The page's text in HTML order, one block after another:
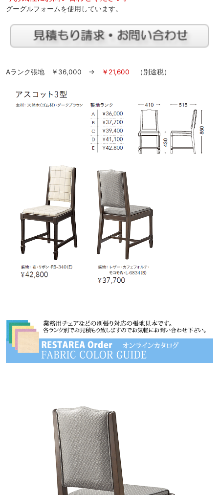
グーグルフォームを使用しています。
Aランク張地 ￥36,000 → ￥21,600 （別途税）